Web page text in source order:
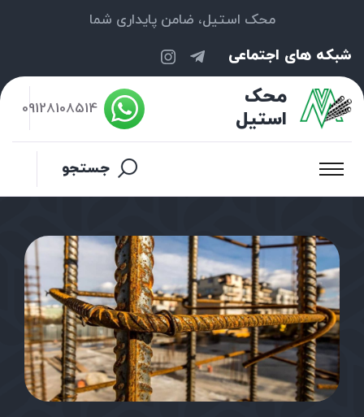
محک استیل، ضامن پایداری شما
شبکه های اجتماعی
محک
استیل
09128108514
جستجو